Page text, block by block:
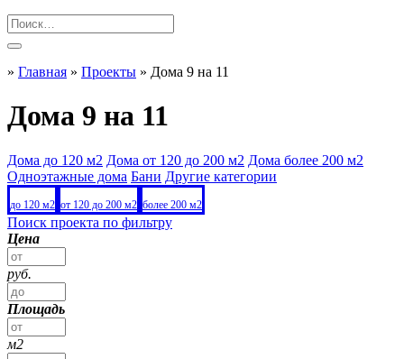
» Главная » Проекты » Дома 9 на 11
Дома 9 на 11
Дома до 120 м2 Дома от 120 до 200 м2 Дома более 200 м2
Одноэтажные дома Бани Другие категории
до 120 м2 от 120 до 200 м2 более 200 м2
Поиск проекта по фильтру
Цена
руб.
Площадь
м2